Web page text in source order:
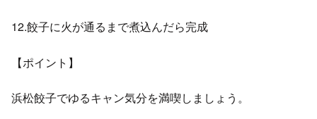
12.餃子に火が通るまで煮込んだら完成
【ポイント】
浜松餃子でゆるキャン気分を満喫しましょう。